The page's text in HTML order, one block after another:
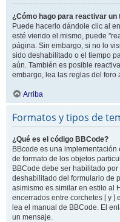
¿Cómo hago para reactivar un
Puede hacerlo dándole clic al
esté viendo el mismo, puede
página. Sin embargo, si no lo
sido deshabilitado o el tiempo
aún. También es posible
embargo, lea las reglas del foro
Arriba
Formatos y tipos de
¿Qué es el código BBCode?
BBcode es una
de formato de los objetos
BBCode debe ser habilitado
deshabilitado del formulario de
asimismo es similar en estilo al
encerrados entre corchetes [ y ]
lea el manual de BBCode. El
un mensaje.